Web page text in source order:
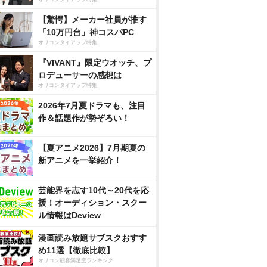
【驚愕】メーカー社員が推す
「10万円台」神コスパPC
オリコンタイアップ特集
『VIVANT』限定ウオッチ、プ
ロデューサーの感想は
オリコンタイアップ特集
2026年7月夏ドラマも、注目
作＆話題作が勢ぞろい！
【夏アニメ2026】7月期夏の
新アニメを一挙紹介！
芸能界を志す10代～20代を応
援！オーディション・スクー
ル情報はDeview
漫画読み放題サブスクおすす
め11選【徹底比較】
オリコン顧客満足度ランキング